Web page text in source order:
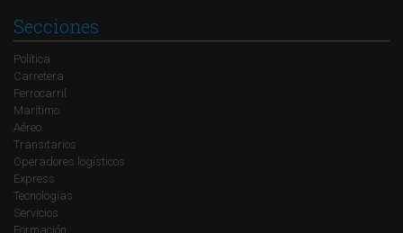
Secciones
Política
Carretera
Ferrocarril
Marítimo
Aéreo
Transitarios
Operadores logísticos
Express
Tecnologías
Servicios
Formación